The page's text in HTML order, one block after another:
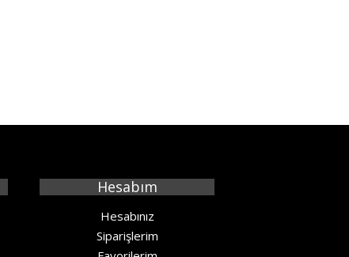
Hesabım
Hesabınız
Siparişlerim